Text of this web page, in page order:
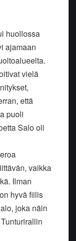
huollossa
ajamaan
vielä
että
puoli
Salo oli
vaikka
Ilman
hyvä fiilis
joka näin